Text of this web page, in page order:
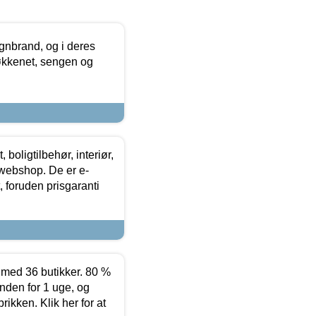
og i deres
sengen og
boligtilbehør, interiør,
De er e-
foruden prisgaranti
36 butikker. 80 %
for 1 uge, og
Klik her for at